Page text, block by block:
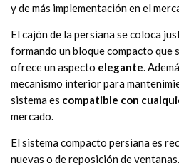
y de más implementación en el
El cajón de la persiana se coloca
formando un bloque compacto que
ofrece un aspecto elegante.
mecanismo interior para
sistema es compatible con
mercado.
El sistema compacto persiana es
nuevas o de reposición de ventanas.